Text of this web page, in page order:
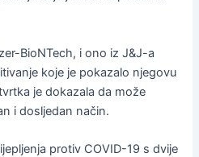
BioNTech, i ono iz J&J-a
koje je pokazalo njegovu
je dokazala da može
i dosljedan način.
protiv COVID-19 s dvije